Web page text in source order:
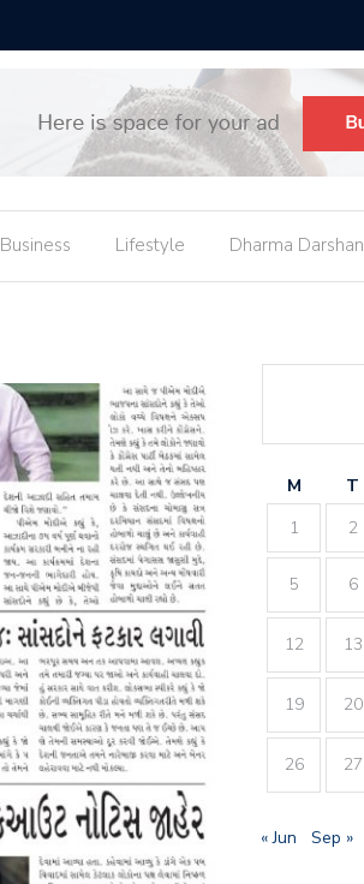
Business Lifestyle Dharma Darshan
M T
1
2
5 6
12 13
19 20
26 27
« Jun Sep »